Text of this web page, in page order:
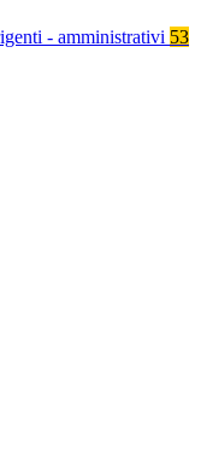
- amministrativi 53